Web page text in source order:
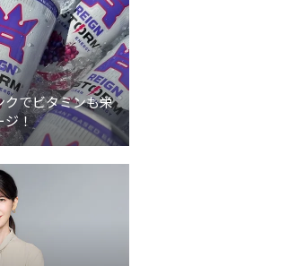
でビタミンも栄
ジ！